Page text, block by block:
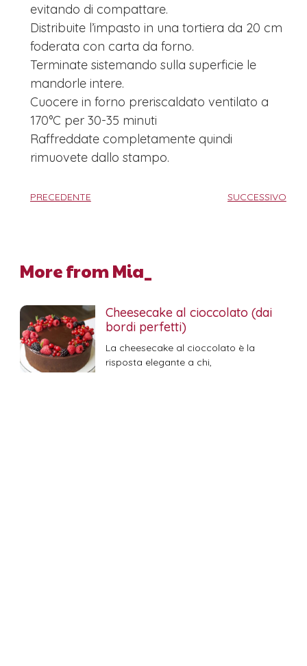
evitando di compattare.
Distribuite l’impasto in una tortiera da 20 cm
foderata con carta da forno.
Terminate sistemando sulla superficie le
mandorle intere.
Cuocere in forno preriscaldato ventilato a
170°C per 30-35 minuti
Raffreddate completamente quindi
rimuovete dallo stampo.
PRECEDENTE SUCCESSIVO
More from Mia_
Cheesecake al cioccolato (dai
bordi perfetti)
La cheesecake al cioccolato è la
risposta elegante a chi,